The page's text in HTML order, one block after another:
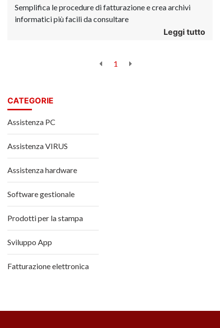
Semplifica le procedure di fatturazione e crea archivi
informatici più facili da consultare
Leggi tutto
1
CATEGORIE
Assistenza PC
Assistenza VIRUS
Assistenza hardware
Software gestionale
Prodotti per la stampa
Sviluppo App
Fatturazione elettronica